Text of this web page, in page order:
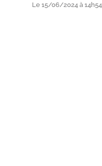
Le 15/06/2024 à 14h54